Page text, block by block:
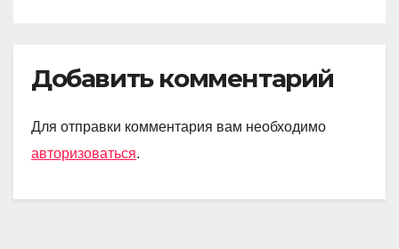
Добавить комментарий
Для отправки комментария вам необходимо
авторизоваться.